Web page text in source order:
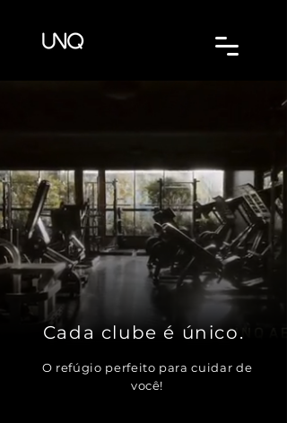
Cada clube é único.
O refúgio perfeito para cuidar de
você!